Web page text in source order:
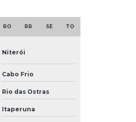
RO RR SE TO
Niterói
Cabo Frio
Rio das Ostras
Itaperuna